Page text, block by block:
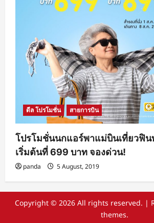
ดีล โปรโมชั่น สายการบิน
โปรโมชั่นนกแอร์พาแม่บินเที่ยวฟิน
เริ่มต้นที่ 699 บาท จองด่วน!
panda 5 August, 2019
Copyright © 2026 All rights reserved. |
themes.